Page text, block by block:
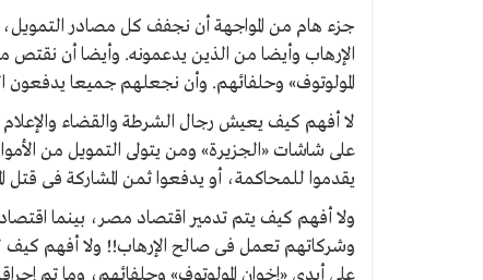
جزء هام من المواجهة أن نجفف كل مصادر التمويل،
الإرهاب وأيضا من الذين يدعمونه. وأيضا أن
المولوتوف» وحلفائهم. وأن نجعلهم جميعا
لا أفهم كيف يعيش رجال الشرطة والقضاء
على شاشات «الجزيرة» ومن يتولى التمويل من
يقدموا للمحاكمة، أو يدفعوا ثمن المشاركة فى قتل
ولا أفهم كيف يتم تدمير اقتصاد مصر، بينما
وشركاتهم تعمل فى صالح الإرهاب!! ولا أفهم كيف
على أيدى «إخوان المولوتوف» وحلفائهم، وما تم